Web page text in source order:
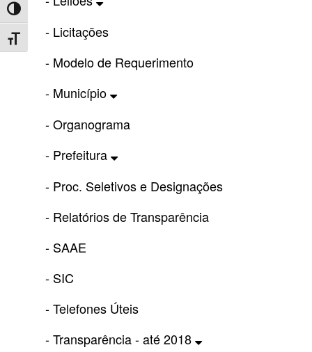
Toggle High Contrast
Toggle Font size
- Licitações
- Modelo de Requerimento
- Município
- Organograma
- Prefeitura
- Proc. Seletivos e Designações
- Relatórios de Transparência
- SAAE
- SIC
- Telefones Úteis
- Transparência - até 2018